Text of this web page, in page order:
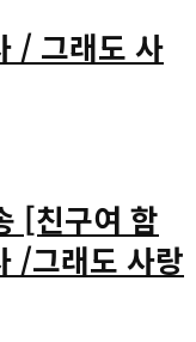
/ 그래도 사
/그래도 사랑
[친구여 함